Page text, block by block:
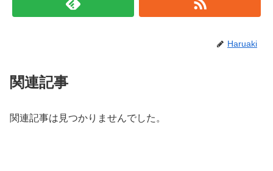
Haruaki
関連記事
関連記事は見つかりませんでした。